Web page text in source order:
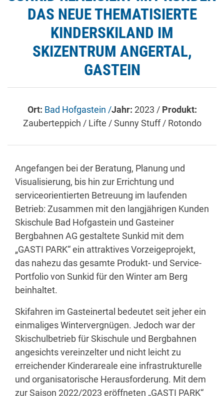
DAS NEUE THEMATISIERTE
KINDERSKILAND IM
SKIZENTRUM ANGERTAL,
GASTEIN
Ort: Bad Hofgastein /Jahr: 2023 / Produkt:
Zauberteppich / Lifte / Sunny Stuff / Rotondo
Angefangen bei der Beratung, Planung und
Visualisierung, bis hin zur Errichtung und
serviceorientierten Betreuung im laufenden
Betrieb: Zusammen mit den langjährigen Kunden
Skischule Bad Hofgastein und Gasteiner
Bergbahnen AG gestaltete Sunkid mit dem
„GASTI PARK“ ein attraktives Vorzeigeprojekt,
das nahezu das gesamte Produkt- und Service-
Portfolio von Sunkid für den Winter am Berg
beinhaltet.
Skifahren im Gasteinertal bedeutet seit jeher ein
einmaliges Wintervergnügen. Jedoch war der
Skischulbetrieb für Skischule und Bergbahnen
angesichts vereinzelter und nicht leicht zu
erreichender Kinderareale eine infrastrukturelle
und organisatorische Herausforderung. Mit dem
zur Saison 2022/2023 eröffneten „GASTI PARK“